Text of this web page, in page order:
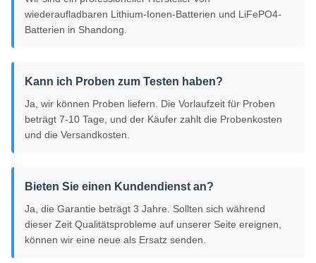
wiederaufladbaren Lithium-Ionen-Batterien und LiFePO4-
Batterien in Shandong.
Kann ich Proben zum Testen haben?
Ja, wir können Proben liefern. Die Vorlaufzeit für Proben
beträgt 7-10 Tage, und der Käufer zahlt die Probenkosten
und die Versandkosten.
Bieten Sie einen Kundendienst an?
Ja, die Garantie beträgt 3 Jahre. Sollten sich während
dieser Zeit Qualitätsprobleme auf unserer Seite ereignen,
können wir eine neue als Ersatz senden.